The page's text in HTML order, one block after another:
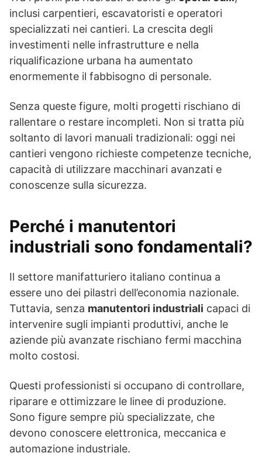
inclusi carpentieri, escavatoristi e operatori
specializzati nei cantieri. La crescita degli
investimenti nelle infrastrutture e nella
riqualificazione urbana ha aumentato
enormemente il fabbisogno di personale.
Senza queste figure, molti progetti rischiano di
rallentare o restare incompleti. Non si tratta più
soltanto di lavori manuali tradizionali: oggi nei
cantieri vengono richieste competenze tecniche,
capacità di utilizzare macchinari avanzati e
conoscenze sulla sicurezza.
Perché i manutentori
industriali sono fondamentali?
Il settore manifatturiero italiano continua a
essere uno dei pilastri dell’economia nazionale.
Tuttavia, senza manutentori industriali capaci di
intervenire sugli impianti produttivi, anche le
aziende più avanzate rischiano fermi macchina
molto costosi.
Questi professionisti si occupano di controllare,
riparare e ottimizzare le linee di produzione.
Sono figure sempre più specializzate, che
devono conoscere elettronica, meccanica e
automazione industriale.